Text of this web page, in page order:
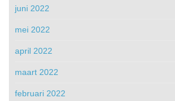
juni 2022
mei 2022
april 2022
maart 2022
februari 2022